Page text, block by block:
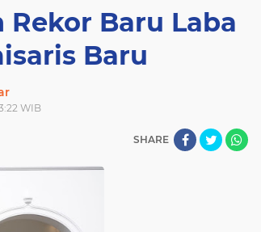
Rekor Baru Laba
Baru
WIB
SHARE